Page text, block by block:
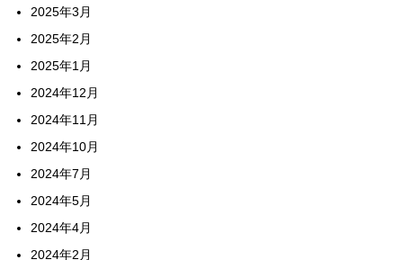
2025年3月
2025年2月
2025年1月
2024年12月
2024年11月
2024年10月
2024年7月
2024年5月
2024年4月
2024年2月